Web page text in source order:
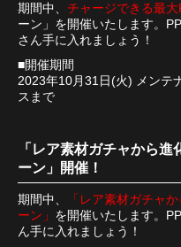
期間中、 チャージできる最
ーン」を開催いたします。
さん手に入れましょう！
■開催期間
2023年10月31日(火) メンテ
スまで
「レア素材ガチャから
ーン」開催！
期間中、
「レア素材ガチャ
ーン」 を開催いたします。
ん手に入れましょう！